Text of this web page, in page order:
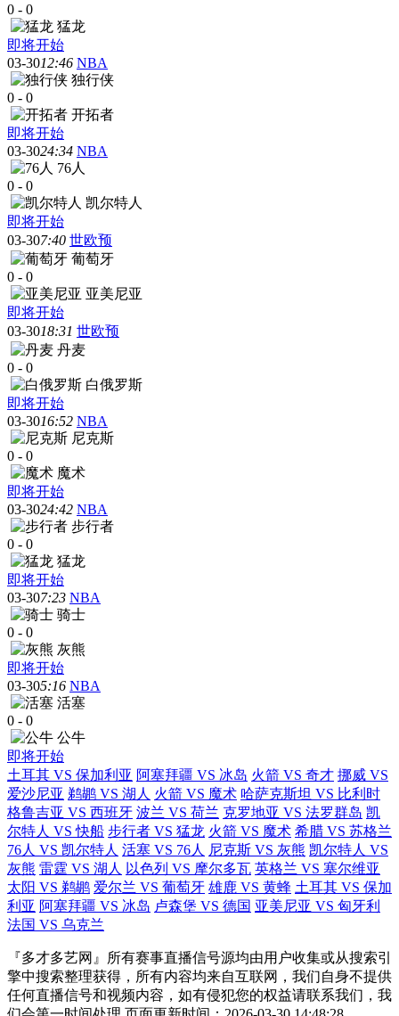
0 - 0
猛龙
即将开始
03-3012:46 NBA
独行侠
0 - 0
开拓者
即将开始
03-3024:34 NBA
76人
0 - 0
凯尔特人
即将开始
03-307:40 世欧预
葡萄牙
0 - 0
亚美尼亚
即将开始
03-3018:31 世欧预
丹麦
0 - 0
白俄罗斯
即将开始
03-3016:52 NBA
尼克斯
0 - 0
魔术
即将开始
03-3024:42 NBA
步行者
0 - 0
猛龙
即将开始
03-307:23 NBA
骑士
0 - 0
灰熊
即将开始
03-305:16 NBA
活塞
0 - 0
公牛
即将开始
土耳其 VS 保加利亚 阿塞拜疆 VS 冰岛 火箭 VS 奇才 挪威 VS
爱沙尼亚 鹈鹕 VS 湖人 火箭 VS 魔术 哈萨克斯坦 VS 比利时
格鲁吉亚 VS 西班牙 波兰 VS 荷兰 克罗地亚 VS 法罗群岛 凯
尔特人 VS 快船 步行者 VS 猛龙 火箭 VS 魔术 希腊 VS 苏格兰
76人 VS 凯尔特人 活塞 VS 76人 尼克斯 VS 灰熊 凯尔特人 VS
灰熊 雷霆 VS 湖人 以色列 VS 摩尔多瓦 英格兰 VS 塞尔维亚
太阳 VS 鹈鹕 爱尔兰 VS 葡萄牙 雄鹿 VS 黄蜂 土耳其 VS 保加
利亚 阿塞拜疆 VS 冰岛 卢森堡 VS 德国 亚美尼亚 VS 匈牙利
法国 VS 乌克兰
『多才多艺网』所有赛事直播信号源均由用户收集或从搜索引
擎中搜索整理获得，所有内容均来自互联网，我们自身不提供
任何直播信号和视频内容，如有侵犯您的权益请联系我们，我